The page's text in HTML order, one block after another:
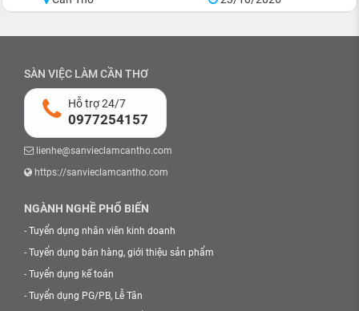
SÀN VIỆC LÀM CẦN THƠ
Hỗ trợ 24/7
0977254157
lienhe@sanvieclamcantho.com
https://sanvieclamcantho.com
NGÀNH NGHỀ PHỔ BIẾN
- Tuyển dụng nhân viên kinh doanh
- Tuyển dụng bán hàng, giới thiệu sản phẩm
- Tuyển dụng kế toán
- Tuyển dụng PG/PB, Lễ Tân